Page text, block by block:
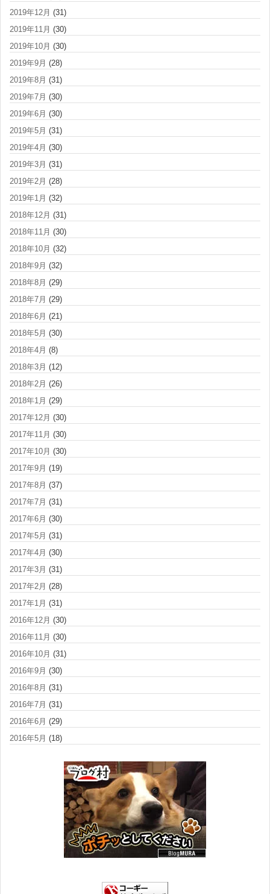
2019年12月 (31)
2019年11月 (30)
2019年10月 (30)
2019年9月 (28)
2019年8月 (31)
2019年7月 (30)
2019年6月 (30)
2019年5月 (31)
2019年4月 (30)
2019年3月 (31)
2019年2月 (28)
2019年1月 (32)
2018年12月 (31)
2018年11月 (30)
2018年10月 (32)
2018年9月 (32)
2018年8月 (29)
2018年7月 (29)
2018年6月 (21)
2018年5月 (30)
2018年4月 (8)
2018年3月 (12)
2018年2月 (26)
2018年1月 (29)
2017年12月 (30)
2017年11月 (30)
2017年10月 (30)
2017年9月 (19)
2017年8月 (37)
2017年7月 (31)
2017年6月 (30)
2017年5月 (31)
2017年4月 (30)
2017年3月 (31)
2017年2月 (28)
2017年1月 (31)
2016年12月 (30)
2016年11月 (30)
2016年10月 (31)
2016年9月 (30)
2016年8月 (31)
2016年7月 (31)
2016年6月 (29)
2016年5月 (18)